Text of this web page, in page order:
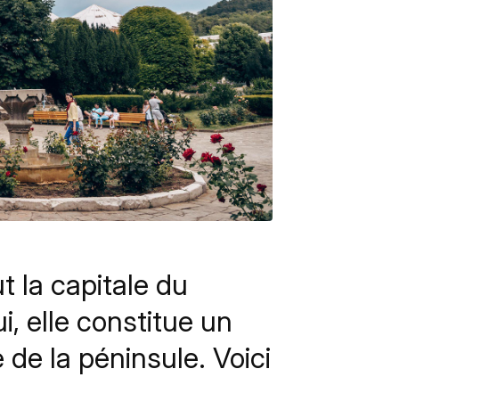
la capitale du
elle constitue un
la péninsule. Voici